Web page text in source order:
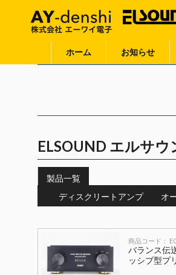
ホーム お知らせ
ELSOUND エルサウ
製品一覧
ディスクリートアンプ
オ
商品コード：
バランス伝
ッシブ型プ